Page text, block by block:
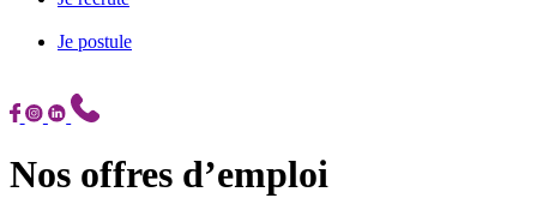
Je postule
Nos offres d’emploi